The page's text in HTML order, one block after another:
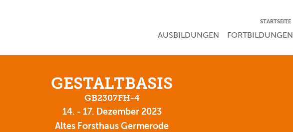
STARTSEITE
NAVIGATION ÜBERSPRINGEN
AUSBILDUNGEN FORTBILDUNGEN
GESTALTBASIS
GB2307FH-4
14. - 17. Dezember 2023
Altes Forsthaus Germerode